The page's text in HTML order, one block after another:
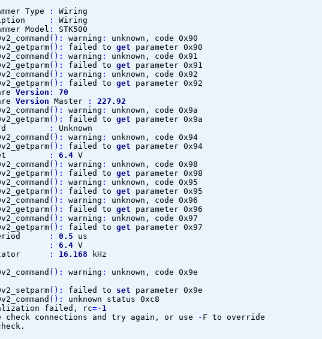
Type
:
Wiring
:
Wiring
Model :
STK500
( ) : warning :
unknown, code 0x90
( ) : failed to get parameter 0x90
( ) : warning :
unknown, code 0x91
( ) : failed to get parameter 0x91
( ) : warning :
unknown, code 0x92
( ) : failed to get parameter 0x92
Version :
70
Version Master :
227.92
( ) : warning :
unknown, code 0x9a
( ) : failed to get parameter 0x9a
:
Unknown
( ) : warning :
unknown, code 0x94
( ) : failed to get parameter 0x94
: 6.4 V
( ) : warning :
unknown, code 0x98
( ) : failed to get parameter 0x98
( ) : warning :
unknown, code 0x95
( ) : failed to get parameter 0x95
( ) : warning :
unknown, code 0x96
( ) : failed to get parameter 0x96
( ) : warning :
unknown, code 0x97
( ) : failed to get parameter 0x97
: 0.5 us
: 6.4 V
: 16.168 kHz
( ) : warning :
unknown, code 0x9e
( ) : failed to set parameter 0x9e
( ) :
unknown status 0xc8
failed, rc=- 1
connections and try again, or use
- F to override